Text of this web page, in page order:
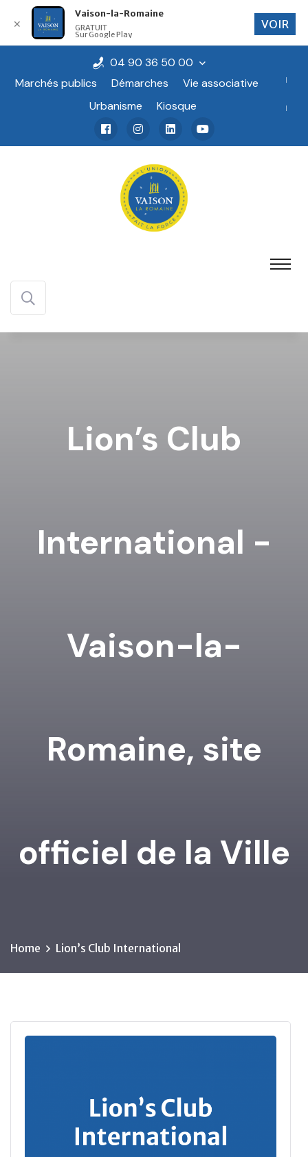
04 90 36 50 00
Marchés publics
Démarches
Vie associative
Urbanisme
Kiosque
Lion’s Club
International -
Vaison-la-
Romaine, site
officiel de la Ville
Home Lion’s Club International
✕
Vaison-la-Romaine
GRATUIT
Sur Google Play
VOIR